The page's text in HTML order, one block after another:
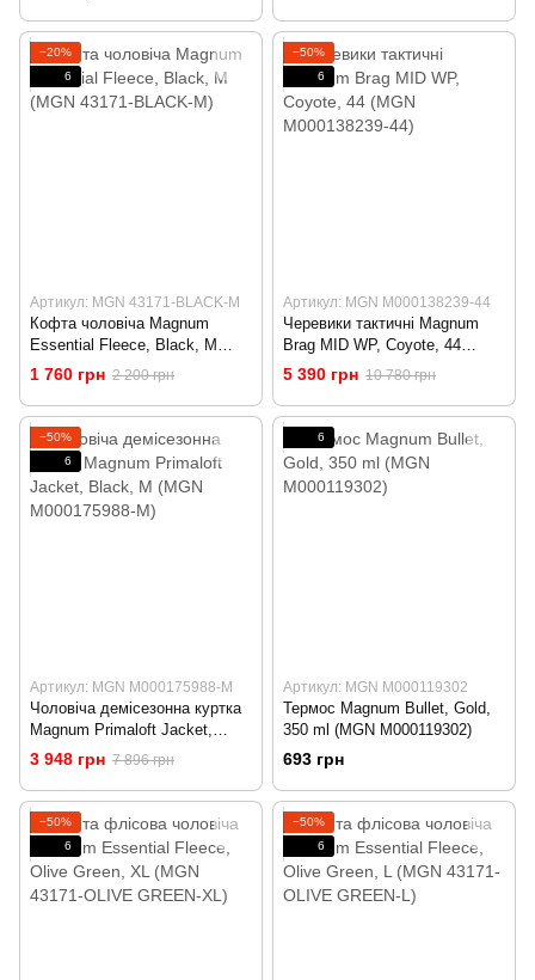
−20%
6
Артикул: MGN 43171-BLACK-M
Кофта чоловіча Magnum
Essential Fleece, Black, M
(MGN 43171-BLACK-M)
1 760 грн 2 200 грн
−50%
6
Артикул: MGN M000138239-44
Черевики тактичні Magnum
Brag MID WP, Coyote, 44
(MGN M000138239-44)
5 390 грн 10 780 грн
−50%
6
Артикул: MGN M000175988-M
Чоловіча демісезонна куртка
Magnum Primaloft Jacket,
Black, M (MGN M000175988-
3 948 грн 7 896 грн
6
Артикул: MGN M000119302
Термос Magnum Bullet, Gold,
350 ml (MGN M000119302)
693 грн
−50%
6
−50%
6